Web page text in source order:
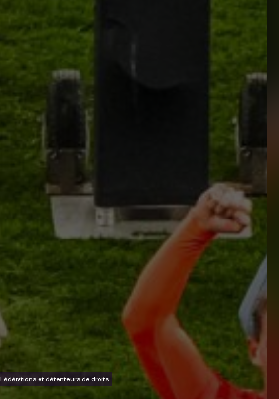
Fédérations et détenteurs de droits